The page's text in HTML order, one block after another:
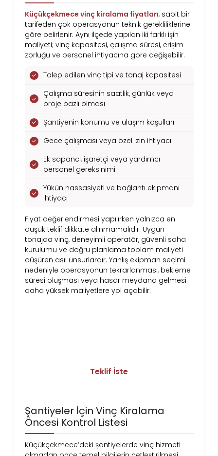
Küçükçekmece vinç kiralama fiyatları, sabit bir
tarifeden çok operasyonun teknik gerekliliklerine
göre belirlenir. Aynı ilçede yapılan iki farklı işin
maliyeti; vinç kapasitesi, çalışma süresi, erişim
zorluğu ve personel ihtiyacına göre değişebilir.
Talep edilen vinç tipi ve tonaj kapasitesi
Çalışma süresinin saatlik, günlük veya
proje bazlı olması
Şantiyenin konumu ve ulaşım koşulları
Gece çalışması veya özel izin ihtiyacı
Ek sapancı, işaretçi veya yardımcı
personel gereksinimi
Yükün hassasiyeti ve bağlantı ekipmanı
ihtiyacı
Fiyat değerlendirmesi yapılırken yalnızca en
düşük teklif dikkate alınmamalıdır. Uygun
tonajda vinç, deneyimli operatör, güvenli saha
kurulumu ve doğru planlama toplam maliyeti
düşüren asıl unsurlardır. Yanlış ekipman seçimi
nedeniyle operasyonun tekrarlanması, bekleme
süresi oluşması veya hasar meydana gelmesi
daha yüksek maliyetlere yol açabilir.
Teklif İste
Şantiyeler İçin Vinç Kiralama
Öncesi Kontrol Listesi
Küçükçekmece’deki şantiyelerde vinç hizmeti